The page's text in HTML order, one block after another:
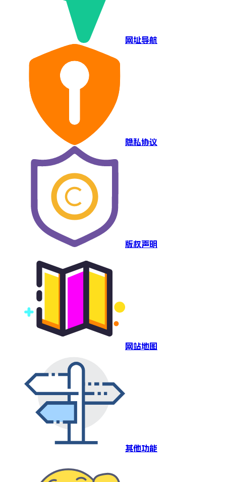
网址导航
隐私协议
版权声明
网站地图
其他功能